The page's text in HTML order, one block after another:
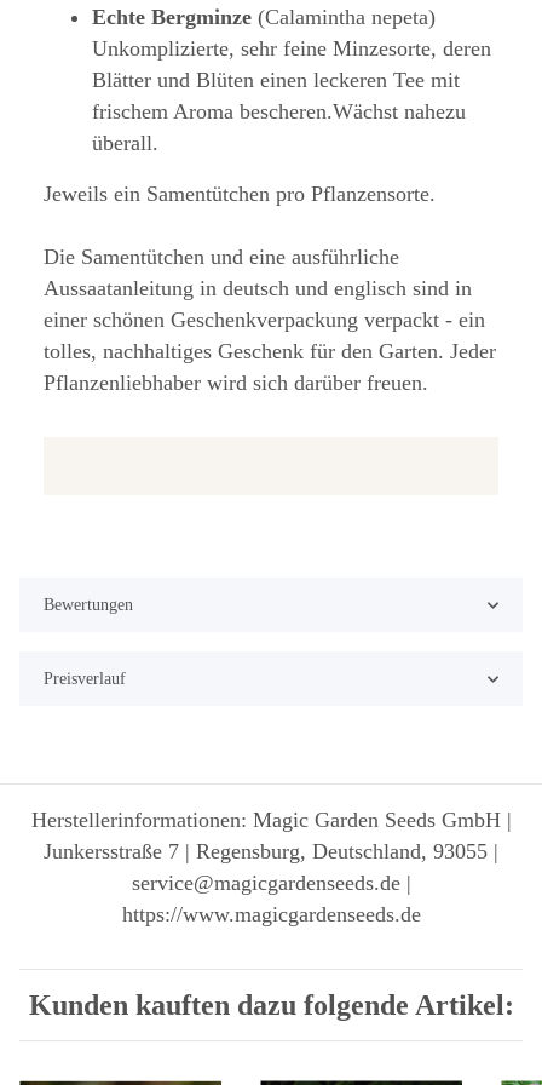
Echte Bergminze (Calamintha nepeta)
Unkomplizierte, sehr feine Minzesorte, deren
Blätter und Blüten einen leckeren Tee mit
frischem Aroma bescheren.Wächst nahezu
überall.
Jeweils ein Samentütchen pro Pflanzensorte.
Die Samentütchen und eine ausführliche
Aussaatanleitung in deutsch und englisch sind in
einer schönen Geschenkverpackung verpackt - ein
tolles, nachhaltiges Geschenk für den Garten. Jeder
Pflanzenliebhaber wird sich darüber freuen.
Bewertungen
Preisverlauf
Herstellerinformationen: Magic Garden Seeds GmbH |
Junkersstraße 7 | Regensburg, Deutschland, 93055 |
service@magicgardenseeds.de |
https://www.magicgardenseeds.de
Kunden kauften dazu folgende Artikel: